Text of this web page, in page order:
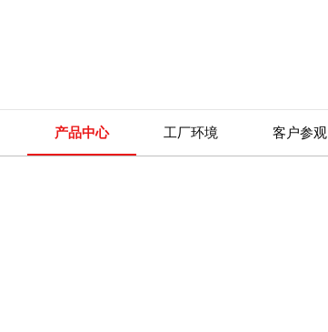
产品中心 工厂环境 客户参观